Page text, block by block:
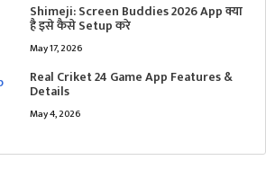
Shimeji: Screen Buddies 2026 App क्या
है इसे कैसे Setup करे
May 17, 2026
Real Criket 24 Game App Features &
Details
May 4, 2026